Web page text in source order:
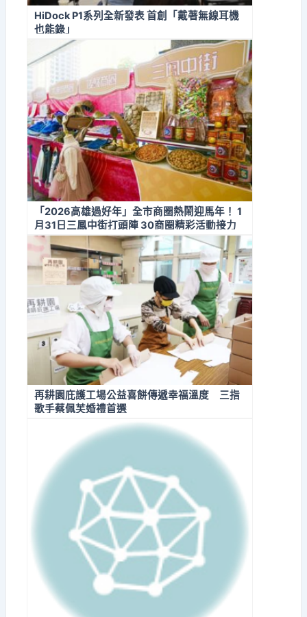
HiDock P1系列全新發表 首創「戴著無線耳機
也能錄」
「2026高雄過好年」全市商圈熱鬧迎馬年！ 1
月31日三鳳中街打頭陣 30商圈精彩活動接力
迎新春
再耕園庇護工場公益喜餅傳遞幸福溫度 三指
歌手蔡佩芙婚禮首選